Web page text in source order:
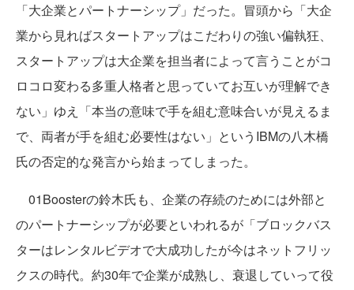
「大企業とパートナーシップ」だった。冒頭から「大企
業から見ればスタートアップはこだわりの強い偏執狂、
スタートアップは大企業を担当者によって言うことがコ
ロコロ変わる多重人格者と思っていてお互いが理解でき
ない」ゆえ「本当の意味で手を組む意味合いが見えるま
で、両者が手を組む必要性はない」というIBMの八木橋
氏の否定的な発言から始まってしまった。
01Boosterの鈴木氏も、企業の存続のためには外部と
のパートナーシップが必要といわれるが「ブロックバス
ターはレンタルビデオで大成功したが今はネットフリッ
クスの時代。約30年で企業が成熟し、衰退していって役